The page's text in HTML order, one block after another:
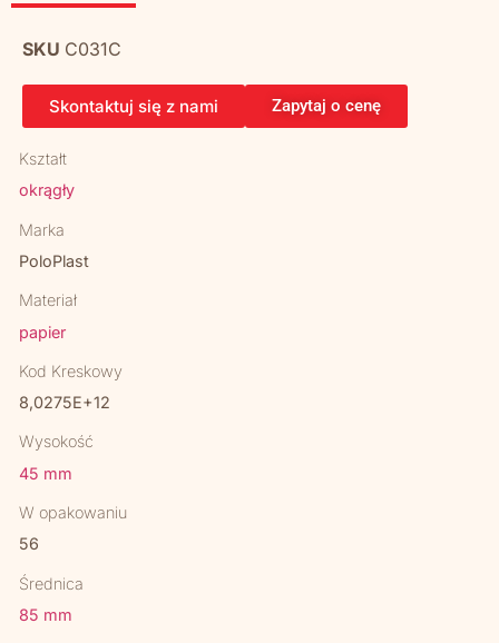
SKU C031C
Skontaktuj się z nami Zapytaj o cenę
Kształt
okrągły
Marka
PoloPlast
Materiał
papier
Kod Kreskowy
8,0275E+12
Wysokość
45 mm
W opakowaniu
56
Średnica
85 mm